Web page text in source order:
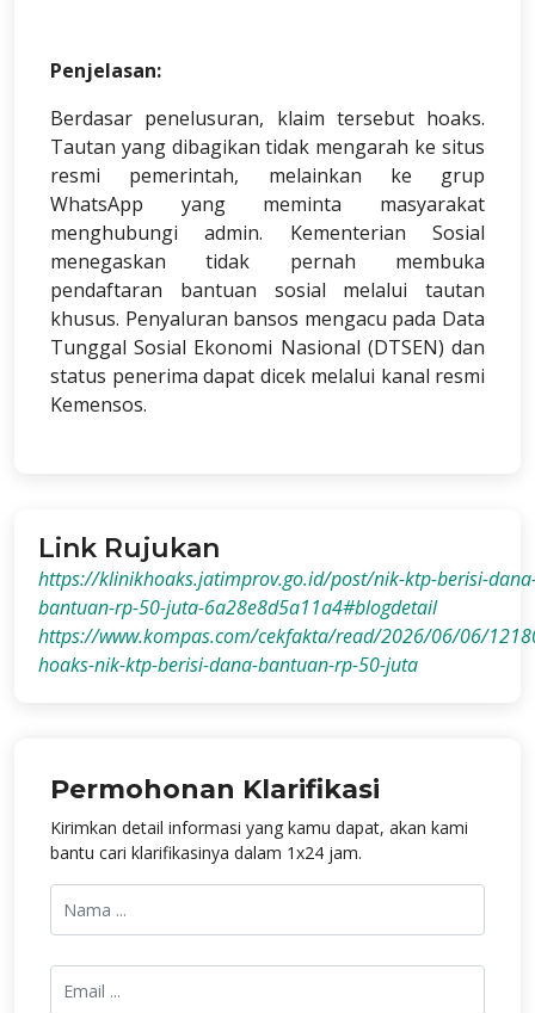
Penjelasan:
Berdasar penelusuran, klaim tersebut hoaks.
Tautan yang dibagikan tidak mengarah ke situs
resmi pemerintah, melainkan ke grup
WhatsApp yang meminta masyarakat
menghubungi admin. Kementerian Sosial
menegaskan tidak pernah membuka
pendaftaran bantuan sosial melalui tautan
khusus. Penyaluran bansos mengacu pada Data
Tunggal Sosial Ekonomi Nasional (DTSEN) dan
status penerima dapat dicek melalui kanal resmi
Kemensos.
Link Rujukan
https://klinikhoaks.jatimprov.go.id/post/nik-ktp-berisi-
bantuan-rp-50-juta-6a28e8d5a11a4#blogdetail
https://www.kompas.com/cekfakta/read/2026/06/06/
hoaks-nik-ktp-berisi-dana-bantuan-rp-50-juta
Permohonan Klarifikasi
Kirimkan detail informasi yang kamu dapat, akan kami
bantu cari klarifikasinya dalam 1x24 jam.